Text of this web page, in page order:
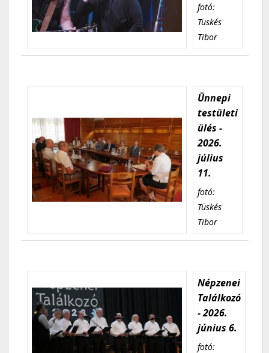
fotó:
Tüskés
Tibor
Ünnepi
testületi
ülés -
2026.
július
11.
fotó:
Tüskés
Tibor
Népzenei
Találkozó
- 2026.
június 6.
fotó: